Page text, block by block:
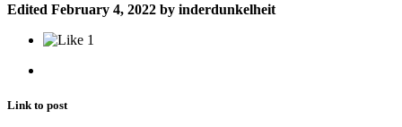
Edited February 4, 2022 by inderdunkelheit
1
Link to post